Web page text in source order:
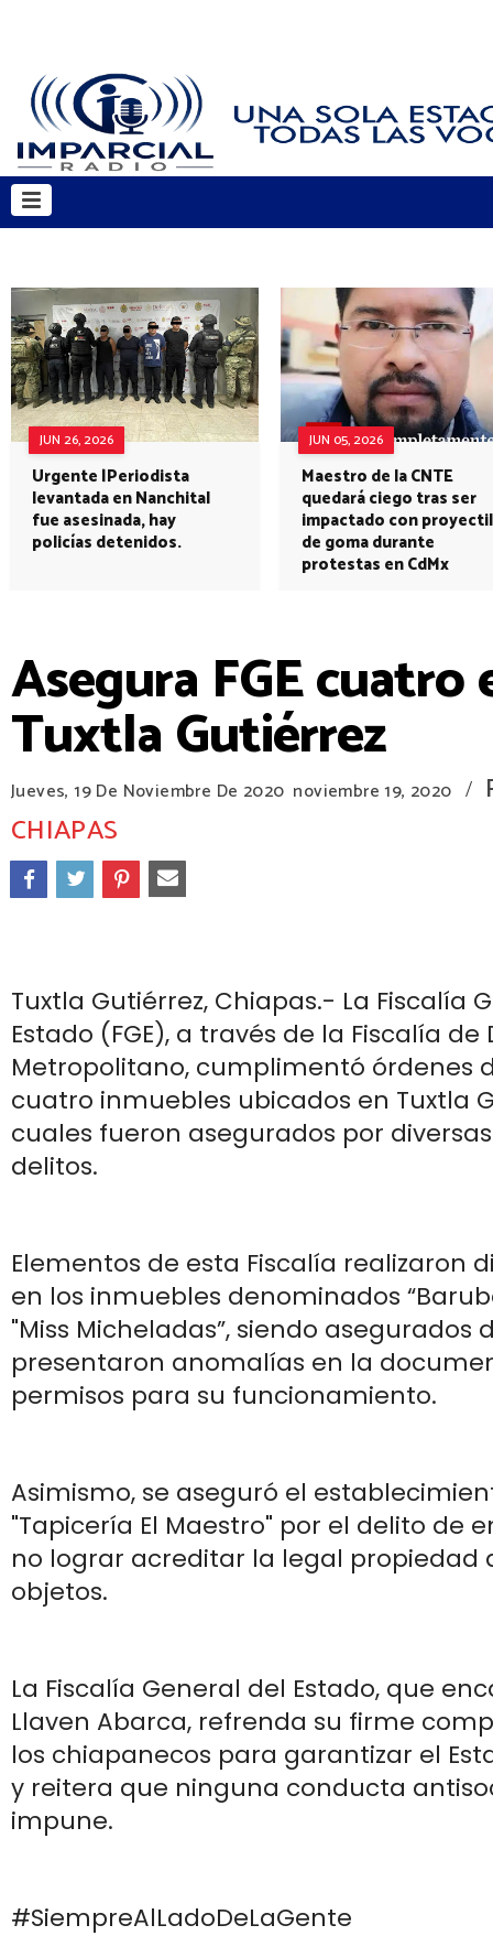
JUN 26, 2026
Urgente |Periodista
levantada en Nanchital
fue asesinada, hay
policías detenidos.
JUN 05, 2026
Maestro de la CNTE
quedará ciego tras ser
impactado con proyectil
de goma durante
protestas en CdMx
Asegura FGE
Tuxtla Gutiérrez
Jueves, 19 De Noviembre De 2020 noviembre 19, 2020 /
CHIAPAS
Tuxtla Gutiérrez, Chiapas.- La Fiscalía
Estado (FGE), a través de la Fiscalía de
Metropolitano, cumplimentó órdenes
cuatro inmuebles ubicados en Tuxtla
cuales fueron asegurados por
delitos.
Elementos de esta Fiscalía realizaron
en los inmuebles denominados
"Miss Micheladas”, siendo asegurados
presentaron anomalías en la
permisos para su funcionamiento.
Asimismo, se aseguró el
"Tapicería El Maestro" por el delito de
no lograr acreditar la legal propiedad
objetos.
La Fiscalía General del Estado, que
Llaven Abarca, refrenda su firme
los chiapanecos para garantizar el
y reitera que ninguna conducta
impune.
#SiempreAlLadoDeLaGente